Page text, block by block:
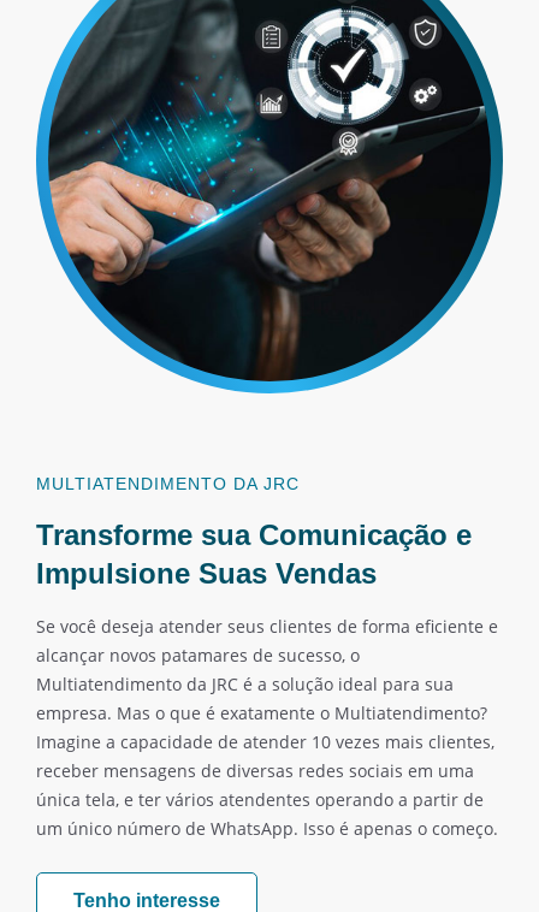
MULTIATENDIMENTO DA JRC
Transforme sua Comunicação e
Impulsione Suas Vendas
Se você deseja atender seus clientes de forma eficiente e
alcançar novos patamares de sucesso, o
Multiatendimento da JRC é a solução ideal para sua
empresa. Mas o que é exatamente o Multiatendimento?
Imagine a capacidade de atender 10 vezes mais clientes,
receber mensagens de diversas redes sociais em uma
única tela, e ter vários atendentes operando a partir de
um único número de WhatsApp. Isso é apenas o começo.
Tenho interesse